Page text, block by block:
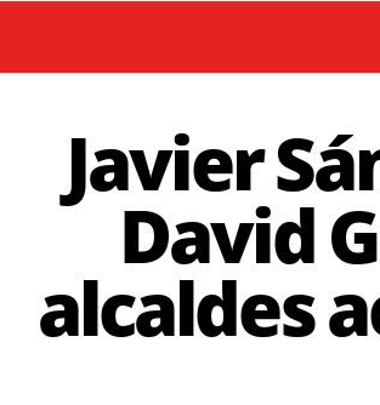
Javier
David
alcaldes